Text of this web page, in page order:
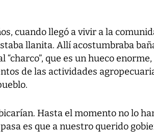
cuando llegó a vivir a la
llanita. Allí acostumbraba
que es un hueco enorme,
de las actividades
Hasta el momento no lo
es que a nuestro querido